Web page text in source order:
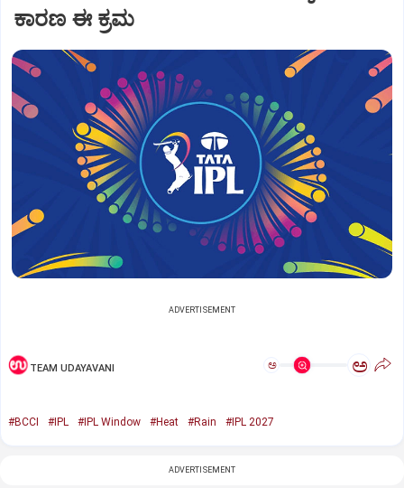
ಕಾರಣ ಈ ಕ್ರಮ
ADVERTISEMENT
TEAM UDAYAVANI ಅ ಅ
#BCCI #IPL #IPL Window #Heat #Rain #IPL 2027
ADVERTISEMENT